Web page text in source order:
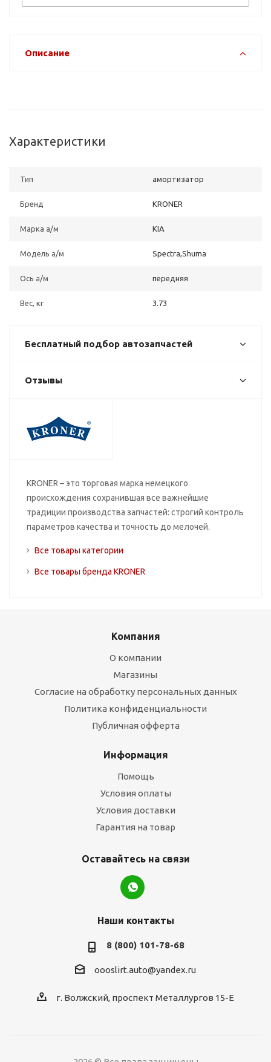
Описание
Характеристики
Тип амортизатор
Бренд KRONER
Марка а/м KIA
Модель а/м Spectra,Shuma
Ось а/м передняя
Вес, кг 3.73
Бесплатный подбор автозапчастей
Отзывы
KRONER – это торговая марка немецкого
происхождения сохранившая все важнейшие
традиции производства запчастей: строгий контроль
параметров качества и точность до мелочей.
Все товары категории
Все товары бренда KRONER
Компания
О компании
Магазины
Согласие на обработку персональных данных
Политика конфиденциальности
Публичная офферта
Информация
Помощь
Условия оплаты
Условия доставки
Гарантия на товар
Оставайтесь на связи
Наши контакты
8 (800) 101-78-68
oooslirt.auto@yandex.ru
г. Волжский, проспект Металлургов 15-Е